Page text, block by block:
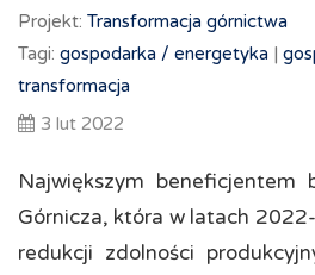
Projekt: Transformacja górnictwa
Tagi: gospodarka / energetyka |
transformacja
3 lut 2022
Największym beneficjentem
Górnicza, która w latach
redukcji zdolności